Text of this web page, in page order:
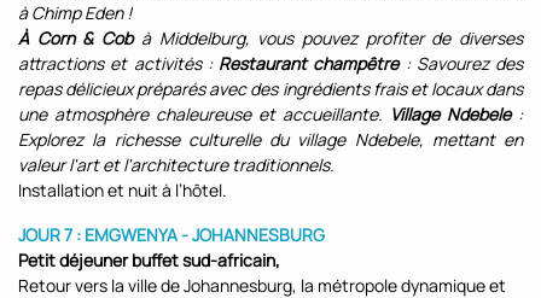
à Chimp Eden !
À Corn & Cobà Middelburg, vous pouvez profiter de diverses
attractions et activités : Restaurant champêtre: Savourez des
repas délicieux préparés avec des ingrédients frais et locaux dans
une atmosphère chaleureuse et accueillante. Village Ndebele:
Explorez la richesse culturelle du village Ndebele, mettant en
valeur l'art et l'architecture traditionnels.
Installation et nuit à l’hôtel.
JOUR 7 : EMGWENYA - JOHANNESBURG
Petit déjeuner buffetsud-africain,
Retour vers la ville de Johannesburg, la métropole dynamique et